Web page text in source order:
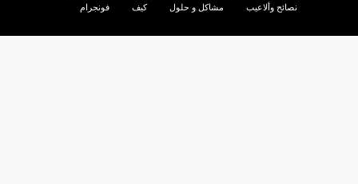
نصائح وألاعيب
مشاكل و حلول كيف فونجرام